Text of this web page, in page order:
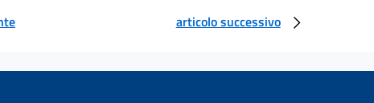
articolo successivo